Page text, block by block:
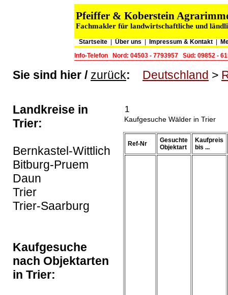
Pfeiffer & Koberstein
Fachmakler für landwirtschaftliche und
Startseite Über uns Impressum & Kontakt
Info-Telefon
Nord: 04503 - 7793957 Süd: 09852 -
Sie sind hier / zurück: Deutschland >
Landkreise in
Trier:
Bernkastel-Wittlich
Bitburg-Pruem
Daun
Trier
Trier-Saarburg
Kaufgesuche
nach Objektarten
in Trier:
1
Kaufgesuche Wälder in Trier
Ref-Nr
Gesuchte
Objektart
Kaufpreis
bis ...